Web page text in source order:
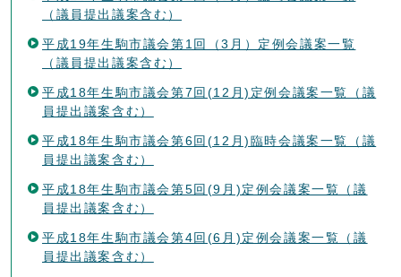
（議員提出議案含む）
平成19年生駒市議会第1回（3月）定例会議案一覧
（議員提出議案含む）
平成18年生駒市議会第7回(12月)定例会議案一覧（議
員提出議案含む）
平成18年生駒市議会第6回(12月)臨時会議案一覧（議
員提出議案含む）
平成18年生駒市議会第5回(9月)定例会議案一覧（議
員提出議案含む）
平成18年生駒市議会第4回(6月)定例会議案一覧（議
員提出議案含む）